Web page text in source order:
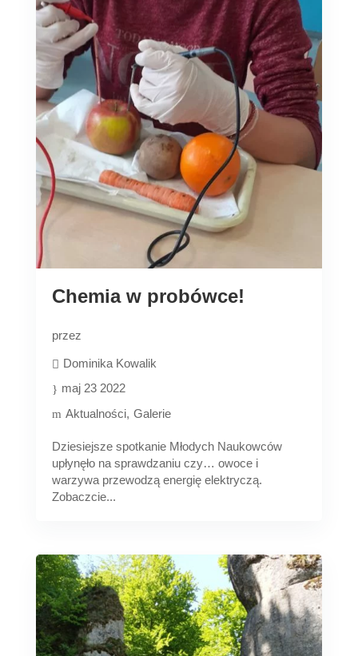
Chemia w probówce!
przez
Dominika Kowalik
maj 23 2022
Aktualności Galerie
Dziesiejsze spotkanie Młodych Naukowców
upłynęło na sprawdzaniu czy… owoce i
warzywa przewodzą energię elektryczą.
Zobaczcie...